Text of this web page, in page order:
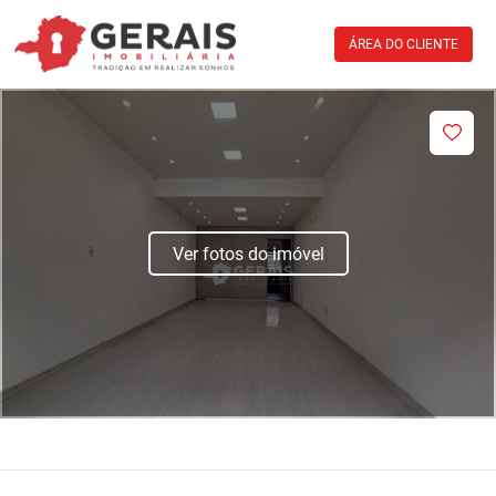
ÁREA DO CLIENTE
Ver fotos do imóvel